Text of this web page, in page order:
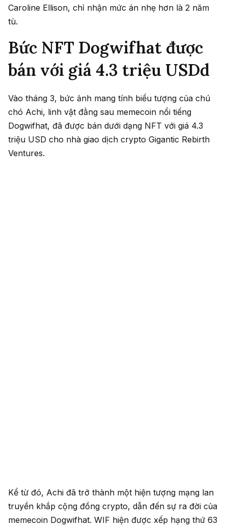
Caroline Ellison, chỉ nhận mức án nhẹ hơn là 2 năm
tù.
Bức NFT Dogwifhat được
bán với giá 4.3 triệu USDd
Vào tháng 3, bức ảnh mang tính biểu tượng của chú
chó Achi, linh vật đằng sau memecoin nổi tiếng
Dogwifhat, đã được bán dưới dạng NFT với giá 4.3
triệu USD cho nhà giao dịch crypto Gigantic Rebirth
Ventures.
Kể từ đó, Achi đã trở thành một hiện tượng mạng lan
truyền khắp cộng đồng crypto, dẫn đến sự ra đời của
memecoin Dogwifhat. WIF hiện được xếp hạng thứ 63